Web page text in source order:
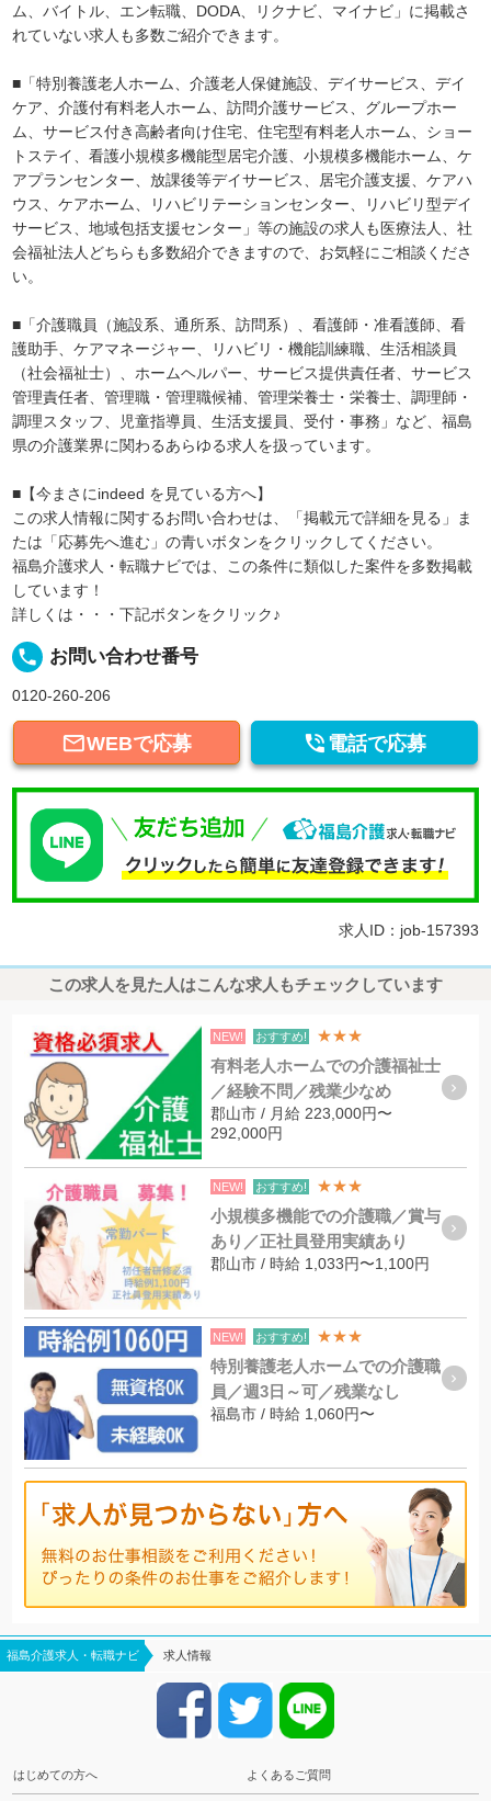
ム、バイトル、エン転職、DODA、リクナビ、マイナビ」に掲載さ
れていない求人も多数ご紹介できます。
■「特別養護老人ホーム、介護老人保健施設、デイサービス、デイ
ケア、介護付有料老人ホーム、訪問介護サービス、グループホー
ム、サービス付き高齢者向け住宅、住宅型有料老人ホーム、ショー
トステイ、看護小規模多機能型居宅介護、小規模多機能ホーム、ケ
アプランセンター、放課後等デイサービス、居宅介護支援、ケアハ
ウス、ケアホーム、リハビリテーションセンター、リハビリ型デイ
サービス、地域包括支援センター」等の施設の求人も医療法人、社
会福祉法人どちらも多数紹介できますので、お気軽にご相談くださ
い。
■「介護職員（施設系、通所系、訪問系）、看護師・准看護師、看
護助手、ケアマネージャー、リハビリ・機能訓練職、生活相談員
（社会福祉士）、ホームヘルパー、サービス提供責任者、サービス
管理責任者、管理職・管理職候補、管理栄養士・栄養士、調理師・
調理スタッフ、児童指導員、生活支援員、受付・事務」など、福島
県の介護業界に関わるあらゆる求人を扱っています。
■【今まさにindeed を見ている方へ】
この求人情報に関するお問い合わせは、「掲載元で詳細を見る」ま
たは「応募先へ進む」の青いボタンをクリックしてください。
福島介護求人・転職ナビでは、この条件に類似した案件を多数掲載
しています！
詳しくは・・・下記ボタンをクリック♪
local_phone お問い合わせ番号
0120-260-206
WEBで応募  電話で応募
求人ID：job-157393
この求人を見た人はこんな求人もチェックしています
NEW! おすすめ! ★★★
有料老人ホームでの介護福祉士
／経験不問／残業少なめ
郡山市 / 月給 223,000円〜
292,000円
NEW! おすすめ! ★★★
小規模多機能での介護職／賞与
あり／正社員登用実績あり
郡山市 / 時給 1,033円〜1,100円
NEW! おすすめ! ★★★
特別養護老人ホームでの介護職
員／週3日～可／残業なし
福島市 / 時給 1,060円〜
福島介護求人・転職ナビ 求人情報
はじめての方へ よくあるご質問